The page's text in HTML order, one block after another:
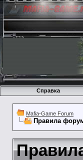
Справка
Mafia-Game Forum
Правила